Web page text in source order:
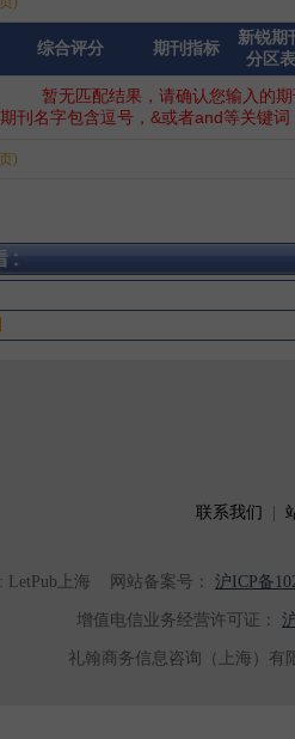
综合评分 期刊指标
新锐期
分区
暂无匹配结果，请确认您输入的
期刊名字包含逗号，&或者and等关键
)
联系我们
LetPub上海 网站备案号： 沪ICP备
增值电信业务经营许可证：
礼翰商务信息咨询（上海）